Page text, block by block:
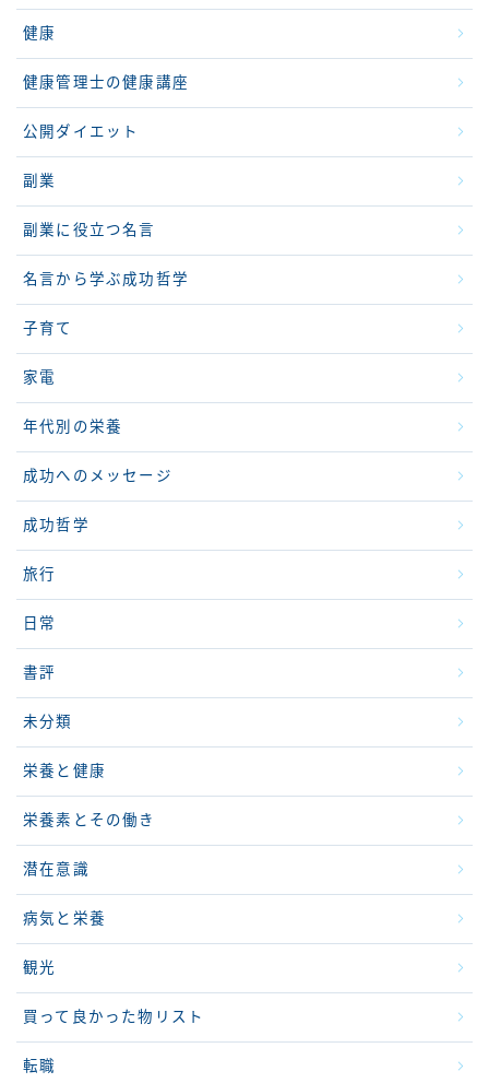
健康
健康管理士の健康講座
公開ダイエット
副業
副業に役立つ名言
名言から学ぶ成功哲学
子育て
家電
年代別の栄養
成功へのメッセージ
成功哲学
旅行
日常
書評
未分類
栄養と健康
栄養素とその働き
潜在意識
病気と栄養
観光
買って良かった物リスト
転職